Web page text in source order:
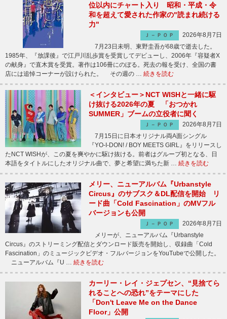
位以内にチャート入り 昭和・平成・令
和を超えて愛された作家の"読まれ続ける
力"
Ｊ－ＰＯＰ
2026年8月7日
7月23日未明、東野圭吾が68歳で逝去した。
1985年、『放課後』で江戸川乱歩賞を受賞してデビューし、2006年『容疑者X
の献身』で直木賞を受賞。著作は106冊にのぼる。死去の報を受け、全国の書
店には追悼コーナーが設けられた。 その週の … 続きを読む
＜インタビュー＞NCT WISHと一緒に駆
け抜ける2026年の夏 「おつかれ
SUMMER」ブームの立役者に聞く
Ｊ－ＰＯＰ
2026年8月7日
7月15日に日本オリジナル両A面シングル
『YO-I-DON! / BOY MEETS GIRL』をリリースし
たNCT WISHが、この夏を爽やかに駆け抜ける。前者はグループ初となる、日
本語をタイトルにしたオリジナル曲で、夢と希望に満ちた新 … 続きを読む
メリー、ニューアルバム『Urbanstyle
Circus』のサブスク＆DL配信を開始 リ
ード曲「Cold Fascination」のMVフル
バージョンも公開
Ｊ－ＰＯＰ
2026年8月7日
メリーが、ニューアルバム『Urbanstyle
Circus』のストリーミング配信とダウンロード販売を開始し、収録曲「Cold
Fascination」のミュージックビデオ・フルバージョンをYouTubeで公開した。
ニューアルバム『U … 続きを読む
カーリー・レイ・ジェプセン、“見捨てら
れることへの恐れ”をテーマにした
「Don't Leave Me on the Dance
Floor」公開